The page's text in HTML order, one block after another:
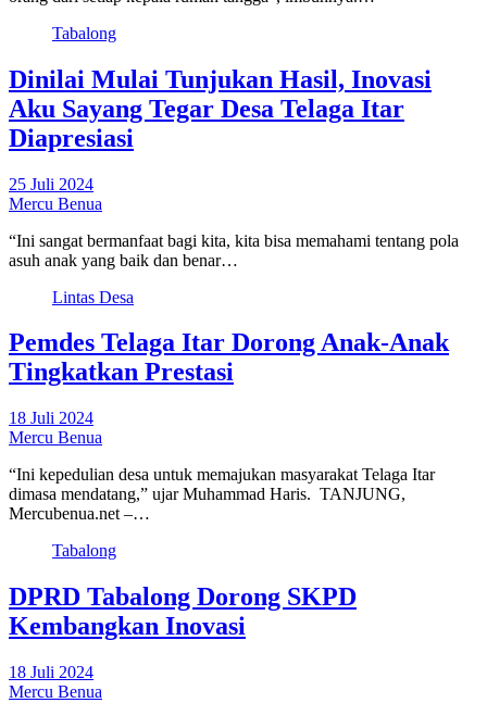
Tabalong
Dinilai Mulai Tunjukan Hasil, Inovasi
Aku Sayang Tegar Desa Telaga Itar
Diapresiasi
25 Juli 2024
Mercu Benua
“Ini sangat bermanfaat bagi kita, kita bisa memahami tentang pola
asuh anak yang baik dan benar…
Lintas Desa
Pemdes Telaga Itar Dorong Anak-Anak
Tingkatkan Prestasi
18 Juli 2024
Mercu Benua
“Ini kepedulian desa untuk memajukan masyarakat Telaga Itar
dimasa mendatang,” ujar Muhammad Haris. TANJUNG,
Mercubenua.net –…
Tabalong
DPRD Tabalong Dorong SKPD
Kembangkan Inovasi
18 Juli 2024
Mercu Benua